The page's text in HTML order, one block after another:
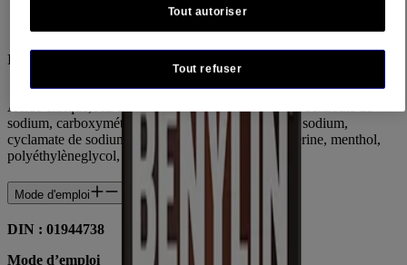
Bromhydrate de dextrométhorphane à 30 mg
Ingrédients inactifs
Acide citrique, AD&C rouge nº 40, alcool, arômes, benzoate de
sodium, carboxyméthylcellulose sodique, citrate de sodium,
cyclamate de sodium, D&C rouge nº 33, eau, glycérine, menthol,
polyéthylèneglycol, sorbitol.
Mode d'emploi
DIN : 01944738
Mode d’emploi
Tout refuser
Tout autoriser